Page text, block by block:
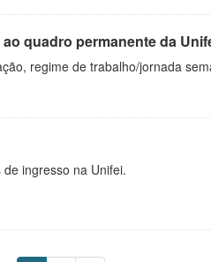
quadro permanente da
regime de trabalho/jornada
ingresso na Unifei.